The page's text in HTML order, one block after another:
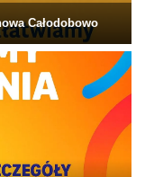
Całodobowo